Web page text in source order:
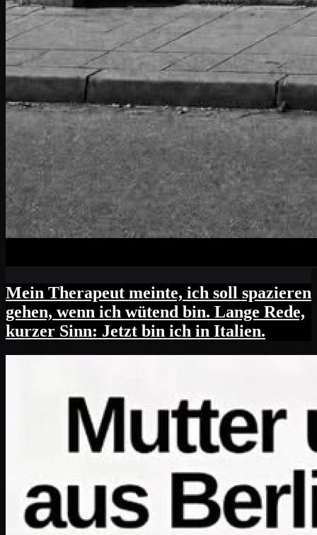
Mein Therapeut meinte, ich soll spazieren
gehen, wenn ich wütend bin. Lange Rede,
kurzer Sinn: Jetzt bin ich in Italien.